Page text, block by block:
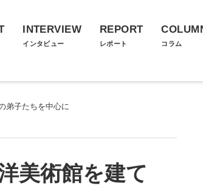
INTERVIEW
インタビュー
REPORT
レポート コラム
弟子たちを中心に
美術館を建て